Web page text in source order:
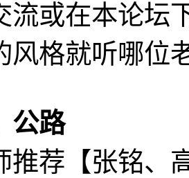
流或在本论坛
风格就听哪位
公路
推荐【张铭、